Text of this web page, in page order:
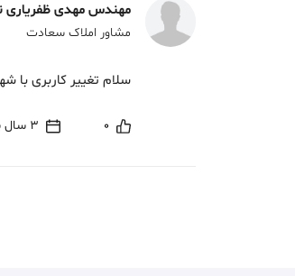
مهندس مهدی ظفریاری
مشاور املاک سعادت
سلام تغییر کاربری با
0 3 سال پیش